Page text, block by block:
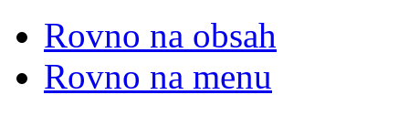
Rovno na obsah
Rovno na menu